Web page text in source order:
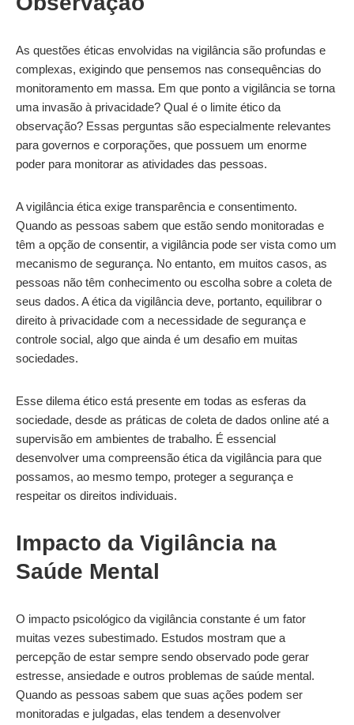
As questões éticas envolvidas na vigilância são profundas e
complexas, exigindo que pensemos nas consequências do
monitoramento em massa. Em que ponto a vigilância se torna
uma invasão à privacidade? Qual é o limite ético da
observação? Essas perguntas são especialmente relevantes
para governos e corporações, que possuem um enorme
poder para monitorar as atividades das pessoas.
A vigilância ética exige transparência e consentimento.
Quando as pessoas sabem que estão sendo monitoradas e
têm a opção de consentir, a vigilância pode ser vista como um
mecanismo de segurança. No entanto, em muitos casos, as
pessoas não têm conhecimento ou escolha sobre a coleta de
seus dados. A ética da vigilância deve, portanto, equilibrar o
direito à privacidade com a necessidade de segurança e
controle social, algo que ainda é um desafio em muitas
sociedades.
Esse dilema ético está presente em todas as esferas da
sociedade, desde as práticas de coleta de dados online até a
supervisão em ambientes de trabalho. É essencial
desenvolver uma compreensão ética da vigilância para que
possamos, ao mesmo tempo, proteger a segurança e
respeitar os direitos individuais.
Impacto da Vigilância na
Saúde Mental
O impacto psicológico da vigilância constante é um fator
muitas vezes subestimado. Estudos mostram que a
percepção de estar sempre sendo observado pode gerar
estresse, ansiedade e outros problemas de saúde mental.
Quando as pessoas sabem que suas ações podem ser
monitoradas e julgadas, elas tendem a desenvolver